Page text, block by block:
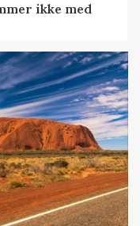
ikke med